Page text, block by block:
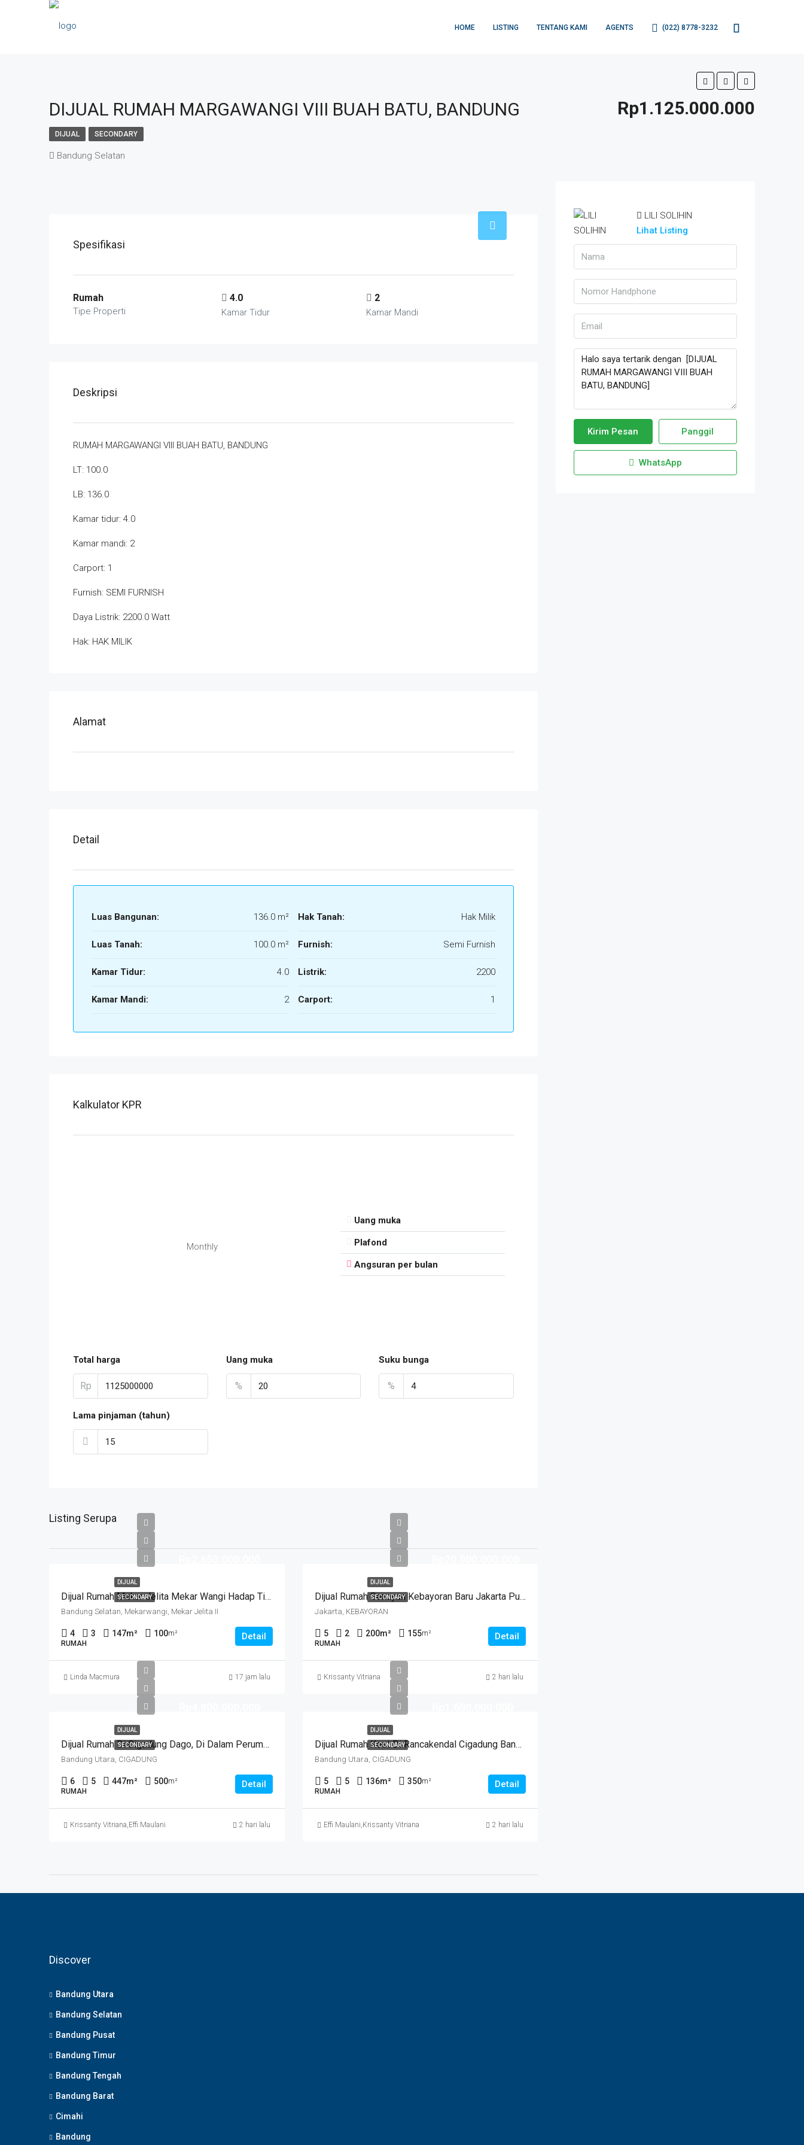
HOME LISTING TENTANG KAMI AGENTS (022) 8778-3232
DIJUAL RUMAH MARGAWANGI VIII BUAH BATU, BANDUNG Rp1.125.000.000
DIJUAL SECONDARY
Bandung Selatan
Spesifikasi
Rumah
Tipe Properti
4.0
Kamar Tidur
2
Kamar Mandi
Deskripsi
RUMAH MARGAWANGI VIII BUAH BATU, BANDUNG
LT: 100.0
LB: 136.0
Kamar tidur: 4.0
Kamar mandi: 2
Carport: 1
Furnish: SEMI FURNISH
Daya Listrik: 2200.0 Watt
Hak: HAK MILIK
Alamat
Detail
Luas Bangunan: 136.0 m²
Luas Tanah: 100.0 m²
Kamar Tidur: 4.0
Kamar Mandi: 2
Hak Tanah: Hak Milik
Furnish: Semi Furnish
Listrik: 2200
Carport: 1
Kalkulator KPR
Monthly
Uang muka
Plafond
Angsuran per bulan
Total harga
Rp
Uang muka
%
Suku bunga
%
Lama pinjaman (tahun)
Listing Serupa
DIJUAL
SECONDARY Dijual Rumah Mekar Jelita Mekar Wangi Hadap Timur Harga Di Bawah 3 M
Bandung Selatan, Mekarwangi, Mekar Jelita II
4 3 147m² 100m²
RUMAH
Detail
Linda Macmura 17 jam lalu
DIJUAL
SECONDARY Dijual Rumah Senayan Kebayoran Baru Jakarta Pusat
Jakarta, KEBAYORAN
5 2 200m² 155m²
RUMAH
Detail
Krissanty Vitriana 2 hari lalu
DIJUAL
SECONDARY Dijual Rumah Di Cigadung Dago, Di Dalam Perumahan, Lokasi Strategis Siap Huni Semi Furnished
Bandung Utara, CIGADUNG
6 5 447m² 500m²
RUMAH
Detail
Krissanty Vitriana,Effi Maulani 2 hari lalu
DIJUAL
SECONDARY Dijual Rumah Kost Di Rancakendal Cigadung Bandung
Bandung Utara, CIGADUNG
5 5 136m² 350m²
RUMAH
Detail
Effi Maulani,Krissanty Vitriana 2 hari lalu
LILI SOLIHIN
Lihat Listing
Kirim Pesan Panggil
WhatsApp
Discover
Bandung Utara
Bandung Selatan
Bandung Pusat
Bandung Timur
Bandung Tengah
Bandung Barat
Cimahi
Bandung